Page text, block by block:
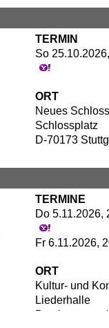
TERMIN
So
ORT
Neues
Schlossplatz
D-70173
TERMINE
Do 5.11.2026,
Fr 6.11.2026,
ORT
Kultur- und
Liederhalle
Beethovensaal